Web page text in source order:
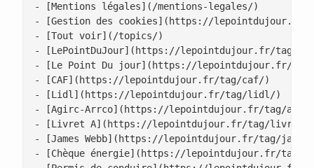
- [Mentions légales](/mentions-legales/)
- [Gestion des cookies](https://lepointdujour.fr/
- [Tout voir](/topics/)
- [LePointDuJour](https://lepointdujour.fr/tag/
- [Le Point Du jour](https://lepointdujour.fr/
- [CAF](https://lepointdujour.fr/tag/caf/)
- [Lidl](https://lepointdujour.fr/tag/lidl/)
- [Agirc-Arrco](https://lepointdujour.fr/tag/
- [Livret A](https://lepointdujour.fr/tag/livret-
- [James Webb](https://lepointdujour.fr/tag/james-
- [Chèque énergie](https://lepointdujour.fr/tag/